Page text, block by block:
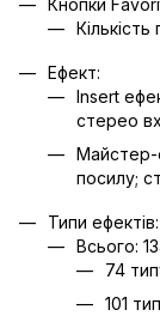
Кнопки
Ефект:
Insert
стерео
Майстер-
посилу;
Типи ефектів:
Всього:
74
101